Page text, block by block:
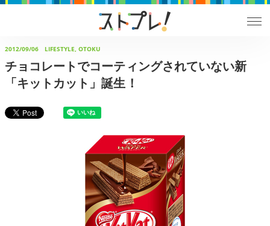
2012/09/06 LIFESTYLE, OTOKU
チョコレートでコーティングされていない新
「キットカット」誕生！